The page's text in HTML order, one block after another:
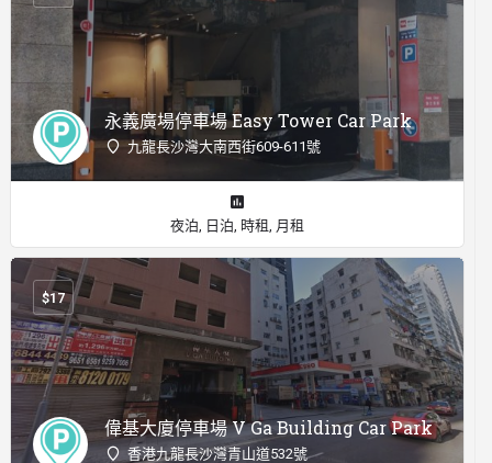
永義廣場停車場 Easy Tower Car Park
九龍長沙灣大南西街609-611號
夜泊, 日泊, 時租, 月租
偉基大廈停車場 V Ga Building Car Park
香港九龍長沙灣青山道532號
$17